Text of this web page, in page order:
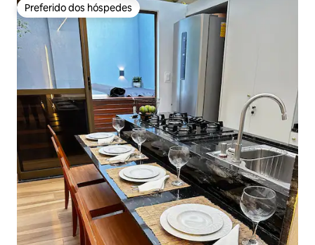
Preferido dos hóspedes
Preferido dos hóspedes